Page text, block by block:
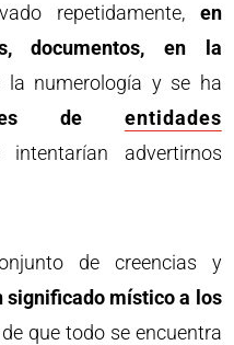
repetidamente, en
documentos, en la
la numerología y se ha
de entidades
intentarían advertirnos
de creencias y
significado místico a los
que todo se encuentra